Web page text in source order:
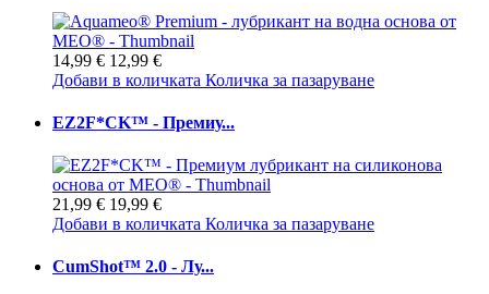
14,99 € 12,99 €
Добави в количката Количка за пазаруване
EZ2F*CK™ - Премиу...
21,99 € 19,99 €
Добави в количката Количка за пазаруване
CumShot™ 2.0 - Лу...